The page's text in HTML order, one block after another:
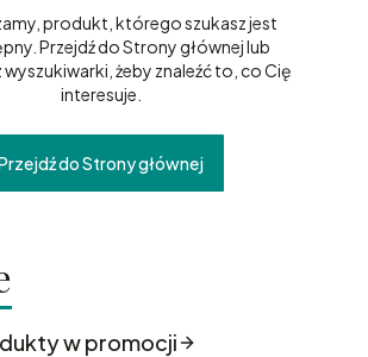
produkt, którego szukasz jest
Przejdź do Strony głównej lub
żeby znaleźć to, co Cię
interesuje.
do Strony głównej
w promocji